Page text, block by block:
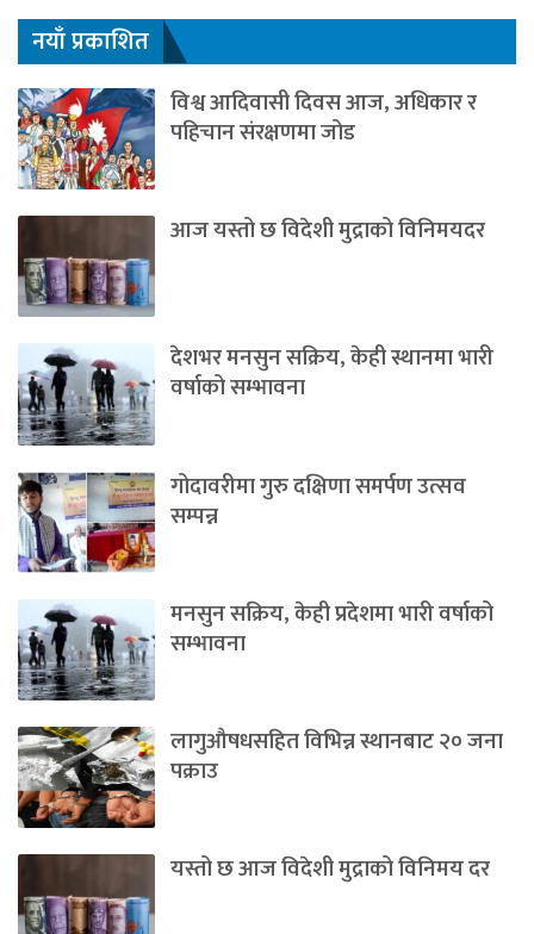
नयाँ प्रकाशित
विश्व आदिवासी दिवस आज, अधिकार र
पहिचान संरक्षणमा जोड
आज यस्तो छ विदेशी मुद्राको विनिमयदर
देशभर मनसुन सक्रिय, केही स्थानमा भारी
वर्षाको सम्भावना
गोदावरीमा गुरु दक्षिणा समर्पण उत्सव
सम्पन्न
मनसुन सक्रिय, केही प्रदेशमा भारी वर्षाको
सम्भावना
लागुऔषधसहित विभिन्न स्थानबाट २० जना
पक्राउ
यस्तो छ आज विदेशी मुद्राको विनिमय दर